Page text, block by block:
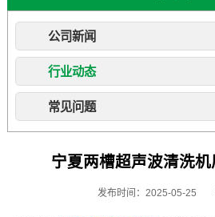
公司新闻
行业动态
常见问题
宁夏两槽超声波清洗
发布时间：2025-05-25